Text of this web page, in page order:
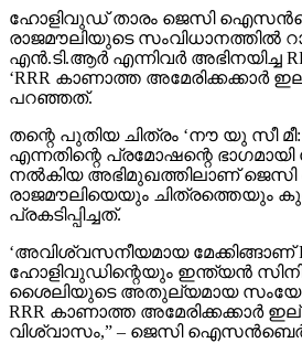
ഹോളിവുഡ് താരം ജെസി
രാജമൗലിയുടെ സംവിധാനത്തില്‍
എന്‍.ടി.ആര്‍ എന്നിവര്‍ അഭിനയിച്ച
‘RRR കാണാത്ത അമേരിക്കക്കാര്‍
പറഞ്ഞത്.
തന്റെ പുതിയ ചിത്രം ‘നൗ യു സീ
എന്നതിന്റെ പ്രമോഷന്റെ
നല്‍കിയ അഭിമുഖത്തിലാണ്
രാജമൗലിയെയും ചിത്രത്തെയും
പ്രകടിപ്പിച്ചത്.
‘അവിശ്വസനീയമായ മേക്കിങ്ങാണ്
ഹോളിവുഡിന്റെയും ഇന്ത്യന്‍
ശൈലിയുടെ അതുല്യമായ
RRR കാണാത്ത അമേരിക്കക്കാര്‍
വിശ്വാസം,” – ജെസി